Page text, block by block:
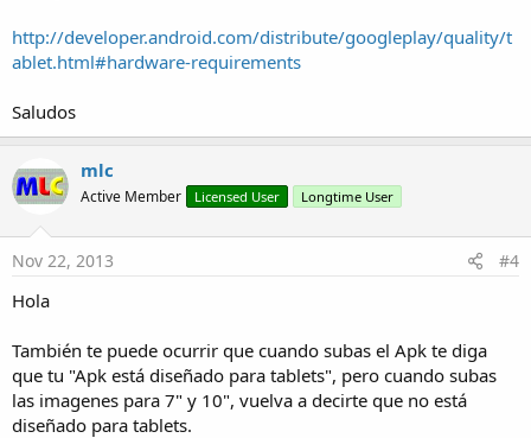
http://developer.android.com/distribute/googleplay/quality/t
ablet.html#hardware-requirements
Saludos
mlc
Active Member Licensed User Longtime User
Nov 22, 2013 #4
Hola
También te puede ocurrir que cuando subas el Apk te diga
que tu "Apk está diseñado para tablets", pero cuando subas
las imagenes para 7" y 10", vuelva a decirte que no está
diseñado para tablets.